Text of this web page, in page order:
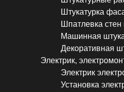
Штукатурка
Шпатлевка стен
Машинная
Декоративная
Электрик,
Электрик
Установка